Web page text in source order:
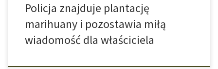
Policja znajduje plantację
marihuany i pozostawia miłą
wiadomość dla właściciela